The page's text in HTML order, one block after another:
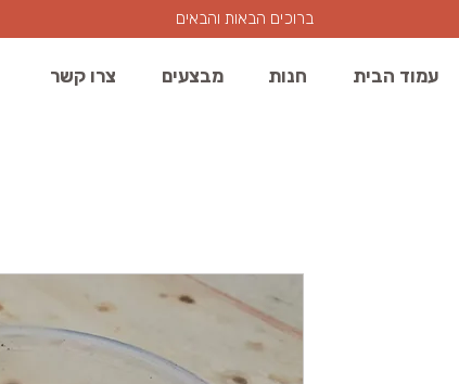
עמוד הבית חנות מבצעים צרו קשר
ברוכים הבאות והבאים